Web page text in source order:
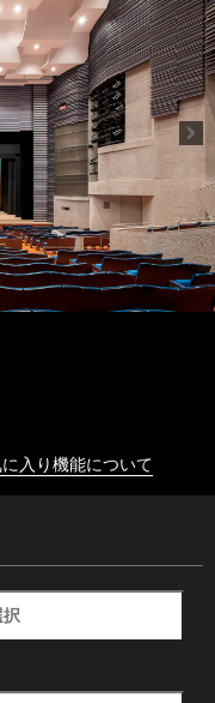
入り機能について